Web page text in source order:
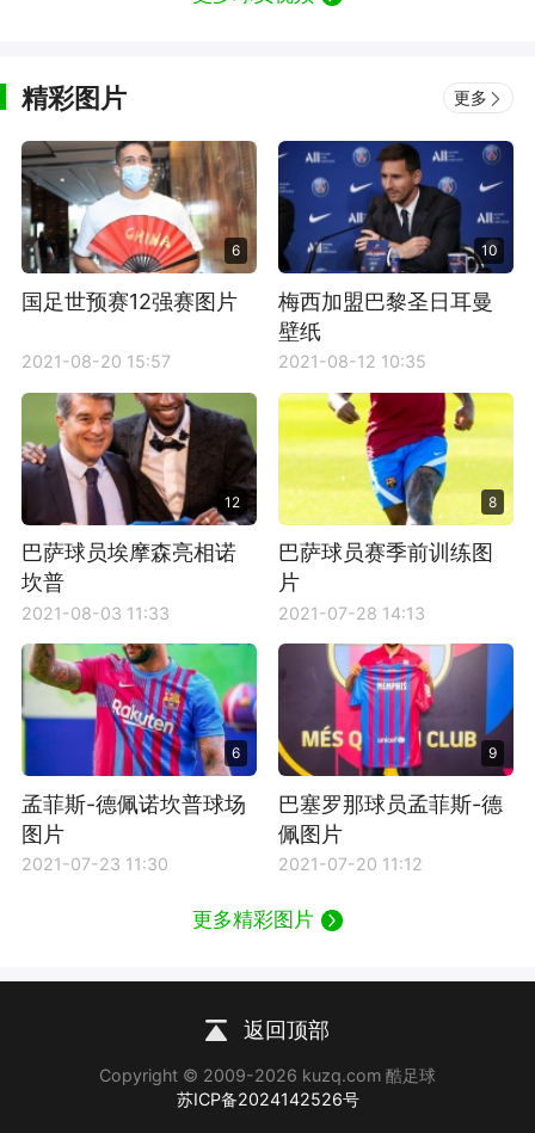
精彩图片 更多
6
国足世预赛12强赛图片
2021-08-20 15:57
10
梅西加盟巴黎圣日耳曼
壁纸
2021-08-12 10:35
12
巴萨球员埃摩森亮相诺
坎普
2021-08-03 11:33
8
巴萨球员赛季前训练图
片
2021-07-28 14:13
6
孟菲斯-德佩诺坎普球场
图片
2021-07-23 11:30
9
巴塞罗那球员孟菲斯-德
佩图片
2021-07-20 11:12
更多精彩图片
返回顶部
Copyright © 2009-2026 kuzq.com 酷足球
苏ICP备2024142526号